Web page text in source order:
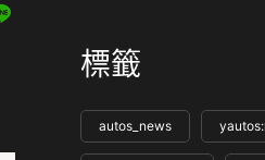
標籤
autos_news